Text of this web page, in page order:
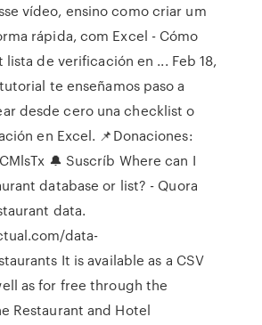
vídeo, ensino como criar um
rápida, com Excel - Cómo
de verificación en ... Feb 18,
te enseñamos paso a
desde cero una checklist o
en Excel. 📌Donaciones:
🔔 Suscríb Where can I
database or list? - Quora
data.
data-
It is available as a CSV
as for free through the
Restaurant and Hotel